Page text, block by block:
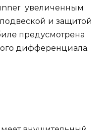
увеличенным
и защитой
предусмотрена
дифференциала.